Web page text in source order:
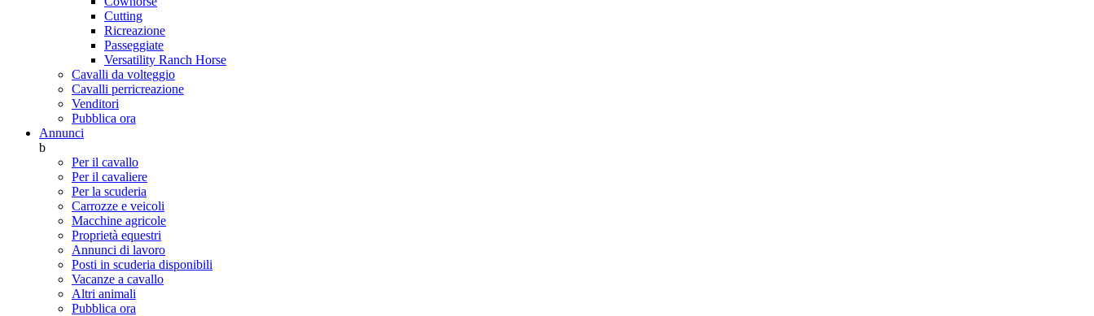
Cutting
Ricreazione
Passeggiate
Versatility Ranch Horse
Cavalli da volteggio
Cavalli perricreazione
Venditori
Pubblica ora
Annunci
b
Per il cavallo
Per il cavaliere
Per la scuderia
Carrozze e veicoli
Macchine agricole
Proprietà equestri
Annunci di lavoro
Posti in scuderia disponibili
Vacanze a cavallo
Altri animali
Pubblica ora